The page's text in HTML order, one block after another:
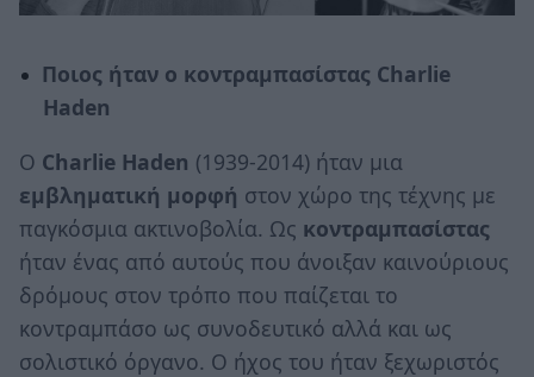
Ποιος ήταν ο κοντραμπασίστας Charlie
Haden
O Charlie Haden (1939-2014) ήταν μια
εμβληματική μορφή στον χώρο της τέχνης με
παγκόσμια ακτινοβολία. Ως κοντραμπασίστας
ήταν ένας από αυτούς που άνοιξαν καινούριους
δρόμους στον τρόπο που παίζεται το
κοντραμπάσο ως συνοδευτικό αλλά και ως
σολιστικό όργανο. Ο ήχος του ήταν ξεχωριστός